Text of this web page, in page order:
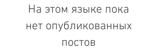
На этом языке пока
нет опубликованных
постов